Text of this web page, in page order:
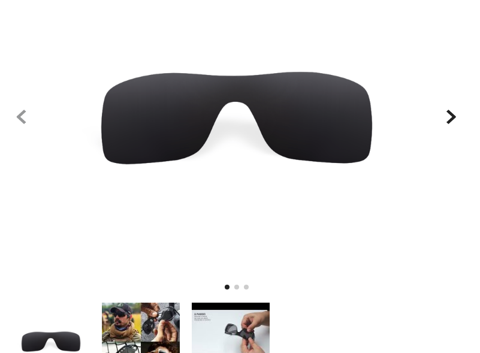
gasket
parafusos